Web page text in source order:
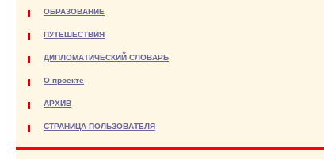
ОБРАЗОВАНИЕ
ПУТЕШЕСТВИЯ
ДИПЛОМАТИЧЕСКИЙ СЛОВАРЬ
О проекте
АРХИВ
СТРАНИЦА ПОЛЬЗОВАТЕЛЯ